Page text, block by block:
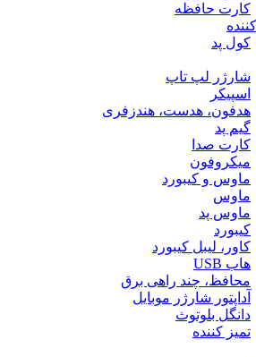
کارت حافظه
کول پد
شارژر لپ تاپ
اسپیکر
هدفون، هدست، هندزفری
گیم پد
کارت صدا
میکروفون
ماوس و کیبورد
ماوس
ماوس پد
کیبورد
کاور، لیبل کیبورد
هاب USB
محافظ، چند راهی برق
آداپتور شارژر موبایل
دانگل بلوتوث
تمیز کننده